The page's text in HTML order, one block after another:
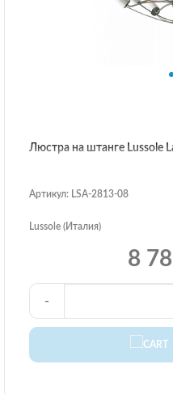
Люстра на штанге Lussole
Артикул: LSA-2813-08
Lussole (Италия)
8
-